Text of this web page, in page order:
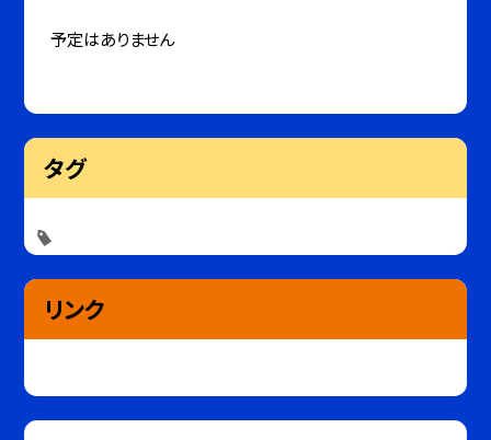
予定はありません
タグ
リンク